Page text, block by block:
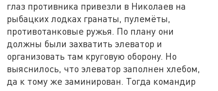
глаз противника привезли в Николаев на
рыбацких лодках гранаты, пулемёты,
противотанковые ружья. По плану они
должны были захватить элеватор и
организовать там круговую оборону. Но
выяснилось, что элеватор заполнен хлебом,
да к тому же заминирован. Тогда командир